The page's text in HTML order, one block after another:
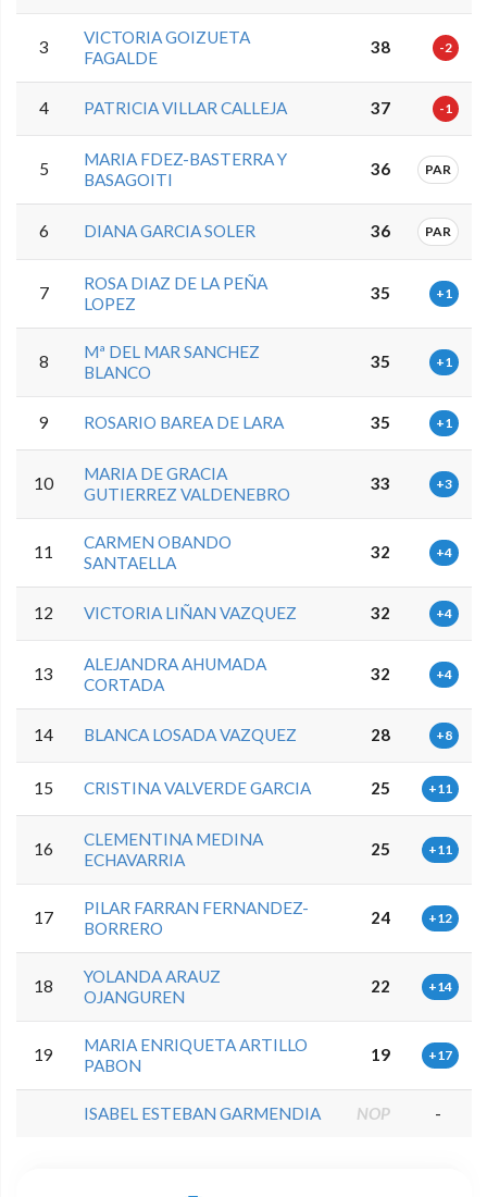
3
VICTORIA GOIZUETA
FAGALDE
38 -2
4 PATRICIA VILLAR CALLEJA 37 -1
5
MARIA FDEZ-BASTERRA Y
BASAGOITI
36 PAR
6 DIANA GARCIA SOLER 36 PAR
7
ROSA DIAZ DE LA PEÑA
LOPEZ
35 +1
8
Mª DEL MAR SANCHEZ
BLANCO
35 +1
9 ROSARIO BAREA DE LARA 35 +1
10
MARIA DE GRACIA
GUTIERREZ VALDENEBRO
33 +3
11
CARMEN OBANDO
SANTAELLA
32 +4
12 VICTORIA LIÑAN VAZQUEZ 32 +4
13
ALEJANDRA AHUMADA
CORTADA
32 +4
14 BLANCA LOSADA VAZQUEZ 28 +8
15 CRISTINA VALVERDE GARCIA 25 +11
16
CLEMENTINA MEDINA
ECHAVARRIA
25 +11
17
PILAR FARRAN FERNANDEZ-
BORRERO
24 +12
18
YOLANDA ARAUZ
OJANGUREN
22 +14
19
MARIA ENRIQUETA ARTILLO
PABON
19 +17
ISABEL ESTEBAN GARMENDIA NOP -